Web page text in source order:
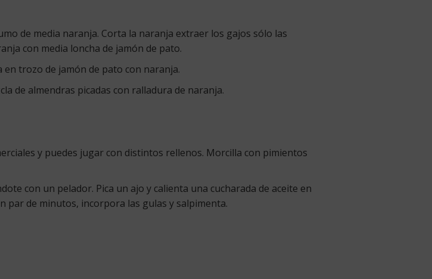
de media naranja. Corta la naranja extraer los gajos sólo las
con media loncha de jamón de pato.
trozo de jamón de pato con naranja.
de almendras picadas con ralladura de naranja.
y puedes jugar con distintos rellenos. Morcilla con pimientos
con un pelador. Pica un ajo y calienta una cucharada de aceite en
par de minutos, incorpora las gulas y salpimenta.